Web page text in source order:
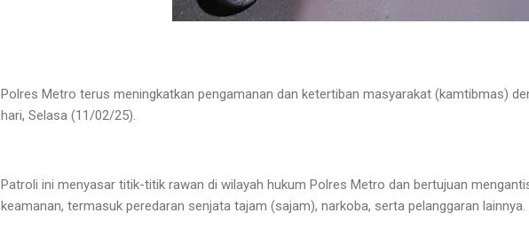
Polres Metro terus meningkatkan pengamanan dan ketertiban masyarakat (kamtibmas)
hari, Selasa (11/02/25).
Patroli ini menyasar titik-titik rawan di wilayah hukum Polres Metro dan bertujuan
keamanan, termasuk peredaran senjata tajam (sajam), narkoba, serta pelanggaran lainnya.